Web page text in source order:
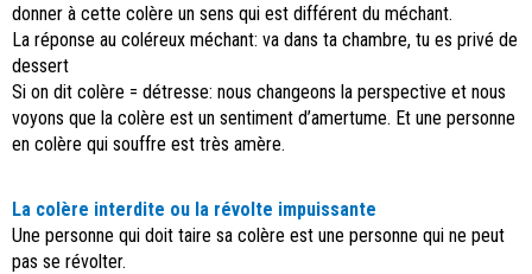
donner à cette colère un sens qui est différent du méchant.
La réponse au coléreux méchant: va dans ta chambre, tu es privé de
dessert
Si on dit colère = détresse: nous changeons la perspective et nous
voyons que la colère est un sentiment d’amertume. Et une personne
en colère qui souffre est très amère.
La colère interdite ou la révolte impuissante
Une personne qui doit taire sa colère est une personne qui ne peut
pas se révolter.